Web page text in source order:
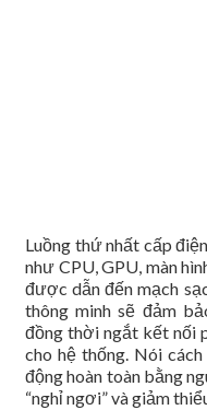
Luồng thứ nhất cấp
như CPU, GPU, màn
được dẫn đến mạch
thông minh sẽ đảm
đồng thời ngắt kết nối
cho hệ thống. Nói
động hoàn toàn bằng
“nghỉ ngơi” và giảm